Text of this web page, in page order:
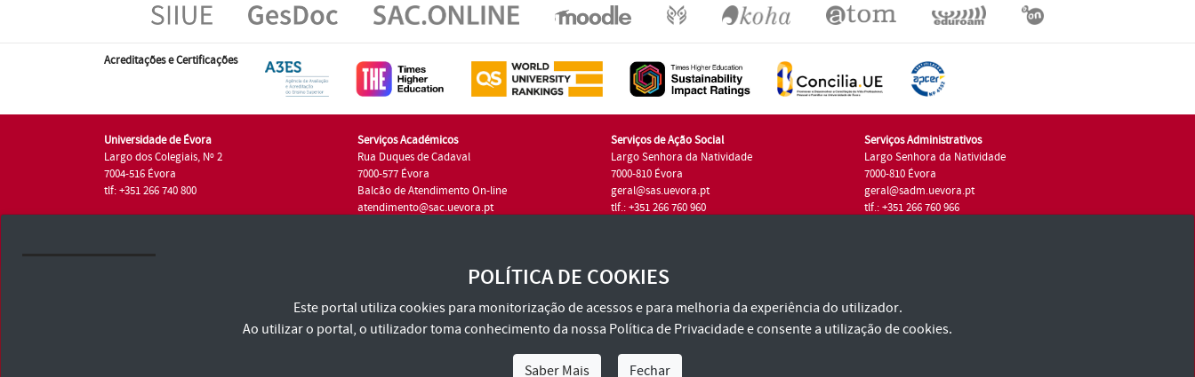
Acreditações e Certificações
Universidade de Évora
Largo dos Colegiais, Nº 2
7004-516 Évora
tlf: +351 266 740 800
Serviços Académicos
Rua Duques de Cadaval
7000-577 Évora
Balcão de Atendimento On-line
atendimento@sac.uevora.pt
Serviços de Ação Social
Largo Senhora da Natividade
7000-810 Évora
geral@sas.uevora.pt
tlf.: +351 266 760 960
Serviços Administrativos
Largo Senhora da Natividade
7000-810 Évora
geral@sadm.uevora.pt
tlf.: +351 266 760 966
Consulte os Termos e Condições e Política de Privacidade
POLÍTICA DE COOKIES
Este portal utiliza cookies para monitorização de acessos e para melhoria da experiência do utilizador.
Ao utilizar o portal, o utilizador toma conhecimento da nossa Política de Privacidadee consente a utilização de cookies.
Saber Mais Fechar